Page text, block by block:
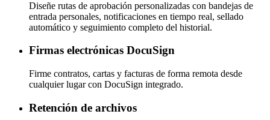
Diseñe rutas de aprobación personalizadas con bandejas de
entrada personales, notificaciones en tiempo real, sellado
automático y seguimiento completo del historial.
Firmas electrónicas DocuSign
Firme contratos, cartas y facturas de forma remota desde
cualquier lugar con DocuSign integrado.
Retención de archivos